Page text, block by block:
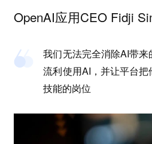
OpenAI应用CEO Fidji
我们无法完全消除AI带
流利使用AI，并让平台
技能的岗位